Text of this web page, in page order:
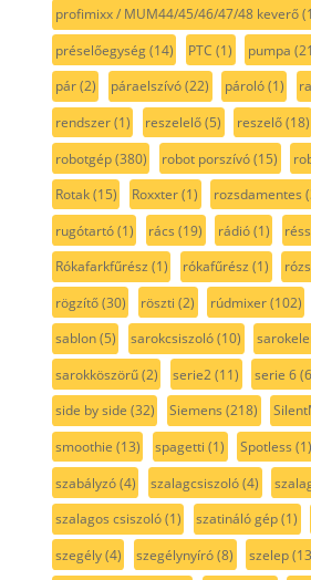
profimixx / MUM44/45/46/47/48 keverő
préselőegység(14) PTC (1) pumpa
pár(2) páraelszívó(22) pároló(1)
rendszer(1) reszelelő(5) reszelő(18)
robotgép(380) robot porszívó(15)
Rotak(15) Roxxter(1) rozsdamentes
rugótartó(1) rács (19) rádió(1)
Rókafarkfűrész (1) rókafűrész (1)
rögzítő(30) röszti (2) rúdmixer(102)
sablon(5) sarokcsiszoló(10)
sarokköszörű(2) serie2(11) serie 6
side by side (32) Siemens (218)
smoothie (13) spagetti (1) Spotless (1)
szabályzó(4) szalagcsiszoló(4)
szalagos csiszoló(1) szatináló gép(1)
szegély(4) szegélynyíró(8) szelep